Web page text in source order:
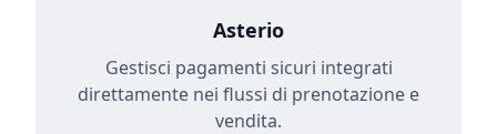
Asterio
Gestisci pagamenti sicuri integrati
direttamente nei flussi di prenotazione e
vendita.